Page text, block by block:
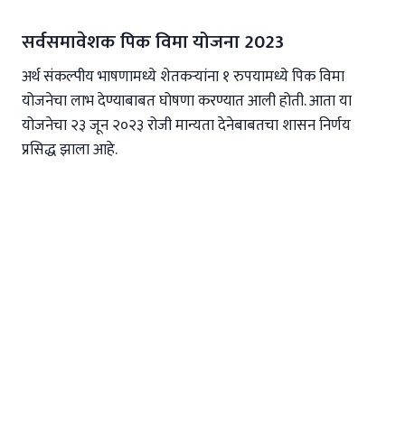
सर्वसमावेशक पिक विमा योजना 2023
अर्थ संकल्पीय भाषणामध्ये शेतकऱ्यांना १ रुपयामध्ये पिक विमा
योजनेचा लाभ देण्याबाबत घोषणा करण्यात आली होती. आता या
योजनेचा २३ जून २०२३ रोजी मान्यता देनेबाबतचा शासन निर्णय
प्रसिद्ध झाला आहे.